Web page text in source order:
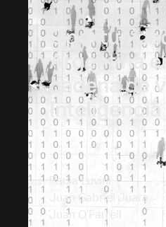
Argentina
cadena de
Paula Luvini
Juan Gabriel Juara
Juan O’Farrell